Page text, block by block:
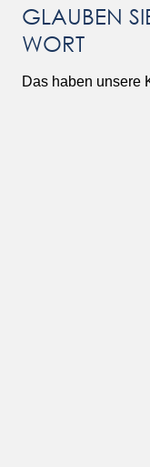
GLAUBEN
WORT
Das haben unsere